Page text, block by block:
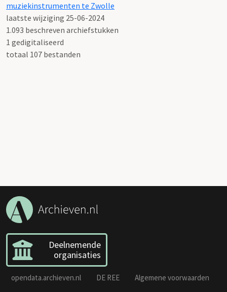
muziekinstrumenten te Zwolle
laatste wijziging 25-06-2024
1.093 beschreven archiefstukken
1 gedigitaliseerd
totaal 107 bestanden
Deelnemende
organisaties
opendata.archieven.nl DE REE Algemene voorwaarden